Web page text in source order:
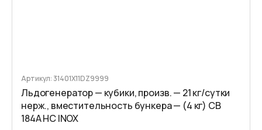
Артикул: 31401X11DZ9999
Льдогенератор — кубики, произв. — 21 кг/сутки
нерж., вместительность бункера — (4 кг) CB
184A HC INOX